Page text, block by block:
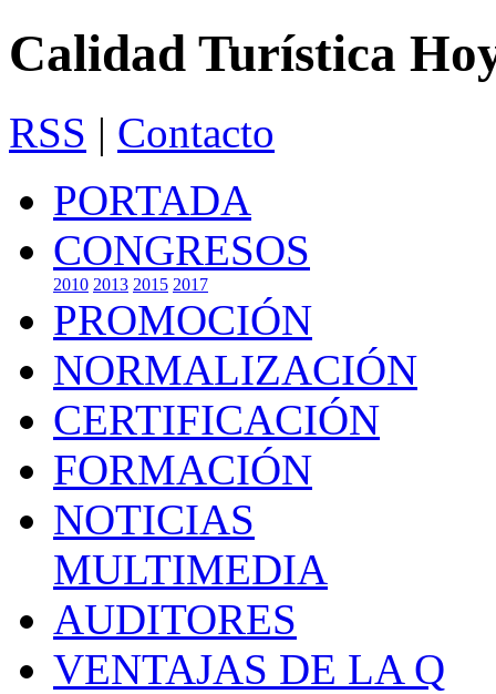
Calidad Turística
RSS | Contacto
PORTADA
CONGRESOS
2010 2013 2015 2017
PROMOCIÓN
NORMALIZACIÓN
CERTIFICACIÓN
FORMACIÓN
NOTICIAS
MULTIMEDIA
AUDITORES
VENTAJAS DE LA Q